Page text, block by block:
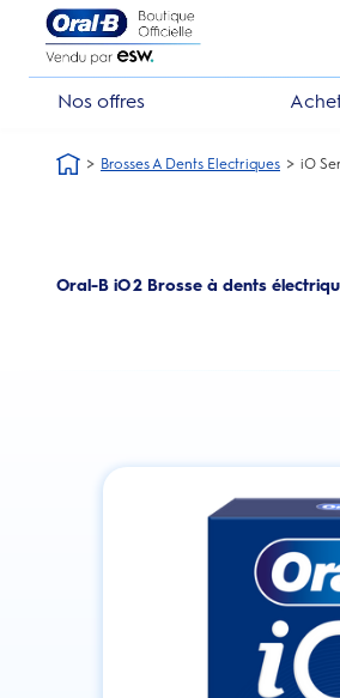
Skip Navigation1
Nos offres
Brosses A Dents Electriques iO
Oral-B iO 2 Brosse à dents